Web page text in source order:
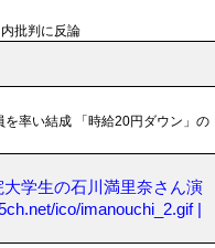
批判に反論
率い結成 「時給20円ダウン」の
学生の石川満里奈さん演
ico/imanouchi_2.gif |